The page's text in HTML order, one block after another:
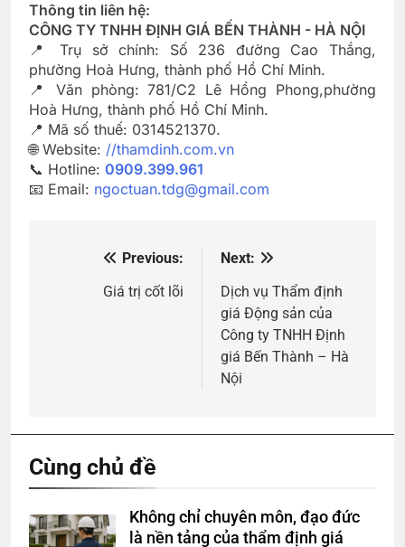
Thông tin liên hệ:
CÔNG TY TNHH ĐỊNH GIÁ BẾN THÀNH - HÀ NỘI
📍 Trụ sở chính: Số 236 đường Cao Thắng,
phường Hoà Hưng, thành phố Hồ Chí Minh.
📍 Văn phòng: 781/C2 Lê Hồng Phong,phường
Hoà Hưng, thành phố Hồ Chí Minh.
📍 Mã số thuế: 0314521370.
🌐 Website: //thamdinh.com.vn
📞 Hotline: 0909.399.961
📧 Email: ngoctuan.tdg@gmail.com
hướng
Previous:
Giá trị cốt lõi
Next:
Dịch vụ Thẩm định
giá Động sản của
Công ty TNHH Định
giá Bến Thành – Hà
Nội
Cùng chủ đề
Không chỉ chuyên môn, đạo đức
là nền tảng của thẩm định giá